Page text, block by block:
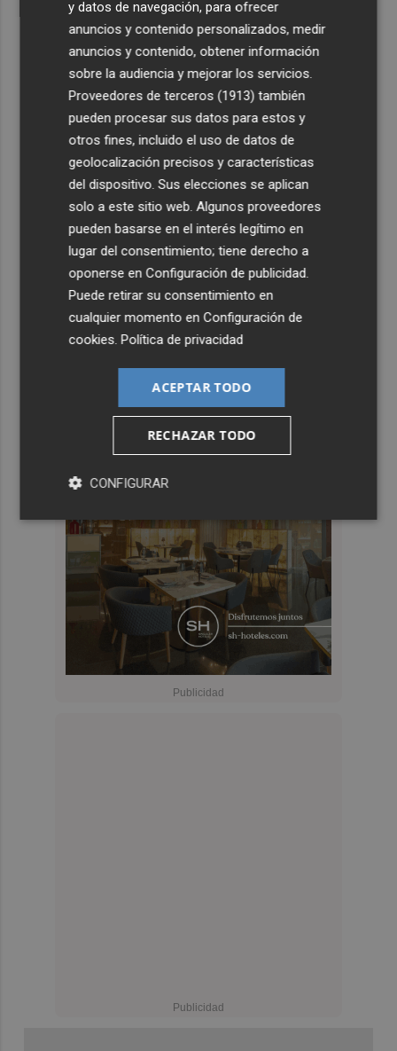
y datos de navegación, para ofrecer
anuncios y contenido personalizados, medir
anuncios y contenido, obtener información
sobre la audiencia y mejorar los servicios.
Proveedores de terceros (1913) también
pueden procesar sus datos para estos y
otros fines, incluido el uso de datos de
geolocalización precisos y características
del dispositivo. Sus elecciones se aplican
solo a este sitio web. Algunos proveedores
pueden basarse en el interés legítimo en
lugar del consentimiento; tiene derecho a
oponerse enConfiguración de publicidad
Puede retirar su consentimiento en
cualquier momento enConfiguración de
cookies .Política de privacidad
ACEPTAR TODO
RECHAZAR TODO
CONFIGURAR